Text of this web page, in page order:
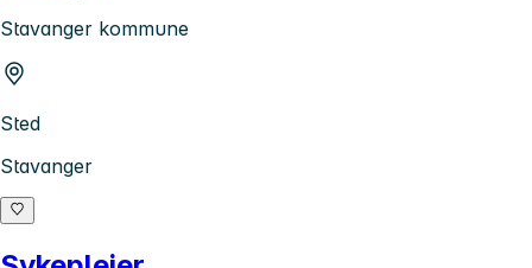
Stavanger kommune
Sted
Stavanger